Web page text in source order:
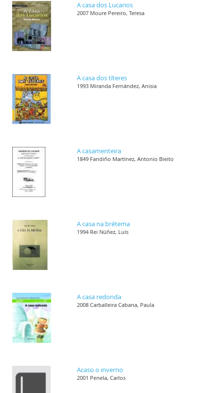
A casa dos Lucarios
2007 Moure Pereiro, Teresa
A casa dos títeres
1993 Miranda Fernández, Anisia
A casamenteira
1849 Fandiño Martínez, Antonio Bieito
A casa na brétema
1994 Rei Núñez, Luís
A casa redonda
2008 Carballeira Cabana, Paula
Acaso o inverno
2001 Penela, Carlos